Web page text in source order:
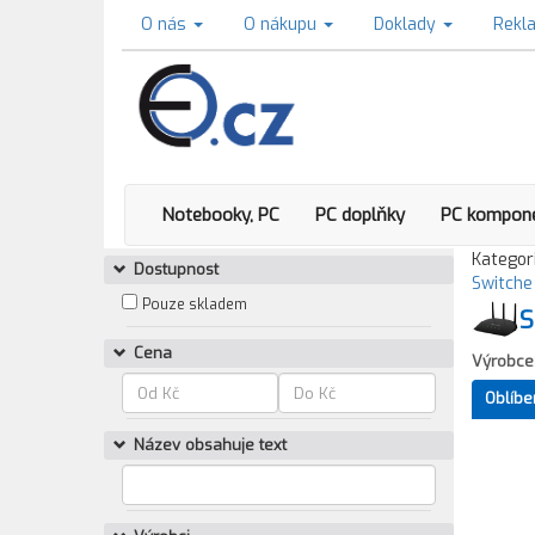
O nás O nákupu Doklady
Notebooky, PC PC doplňky PC
Dostupnost
Pouze skladem
Cena
Název obsahuje text
Switche